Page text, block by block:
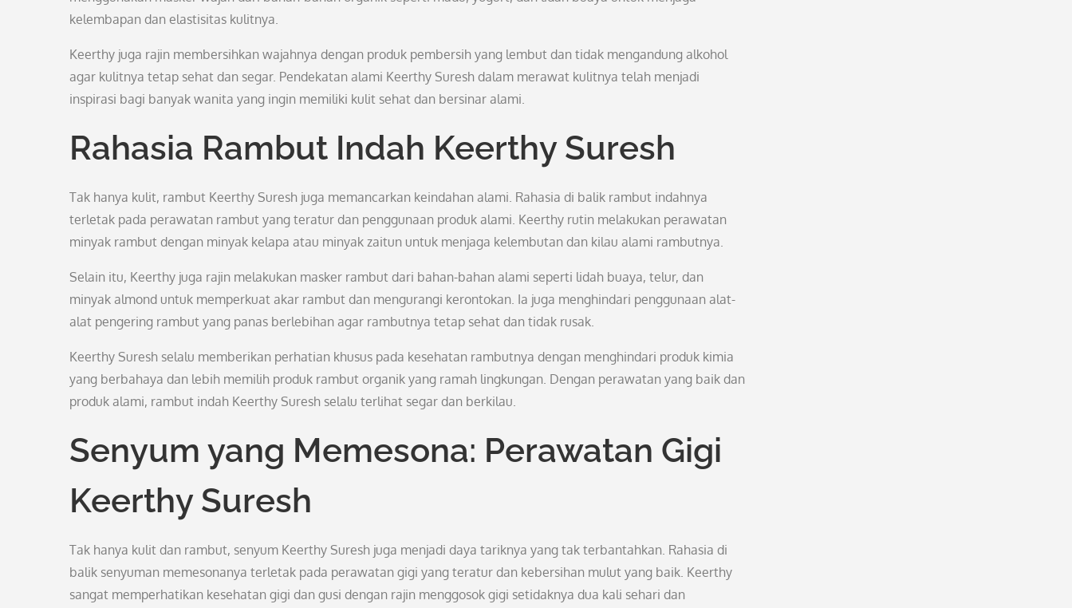
kelembapan dan elastisitas kulitnya.
Keerthy juga rajin membersihkan wajahnya dengan produk pembersih yang lembut dan tidak mengandung alkohol
agar kulitnya tetap sehat dan segar. Pendekatan alami Keerthy Suresh dalam merawat kulitnya telah menjadi
inspirasi bagi banyak wanita yang ingin memiliki kulit sehat dan bersinar alami.
Rahasia Rambut Indah Keerthy Suresh
Tak hanya kulit, rambut Keerthy Suresh juga memancarkan keindahan alami. Rahasia di balik rambut indahnya
terletak pada perawatan rambut yang teratur dan penggunaan produk alami. Keerthy rutin melakukan perawatan
minyak rambut dengan minyak kelapa atau minyak zaitun untuk menjaga kelembutan dan kilau alami rambutnya.
Selain itu, Keerthy juga rajin melakukan masker rambut dari bahan-bahan alami seperti lidah buaya, telur, dan
minyak almond untuk memperkuat akar rambut dan mengurangi kerontokan. Ia juga menghindari penggunaan alat-
alat pengering rambut yang panas berlebihan agar rambutnya tetap sehat dan tidak rusak.
Keerthy Suresh selalu memberikan perhatian khusus pada kesehatan rambutnya dengan menghindari produk kimia
yang berbahaya dan lebih memilih produk rambut organik yang ramah lingkungan. Dengan perawatan yang baik dan
produk alami, rambut indah Keerthy Suresh selalu terlihat segar dan berkilau.
Senyum yang Memesona: Perawatan Gigi
Keerthy Suresh
Tak hanya kulit dan rambut, senyum Keerthy Suresh juga menjadi daya tariknya yang tak terbantahkan. Rahasia di
balik senyuman memesonanya terletak pada perawatan gigi yang teratur dan kebersihan mulut yang baik. Keerthy
sangat memperhatikan kesehatan gigi dan gusi dengan rajin menggosok gigi setidaknya dua kali sehari dan